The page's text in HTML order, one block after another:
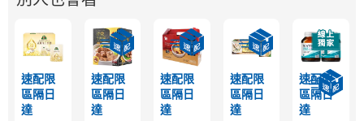
速配限
區隔日
達
速配限
區隔日
達
速配限
區隔日
達
速配限
區隔日
達
速配限
區隔日
達